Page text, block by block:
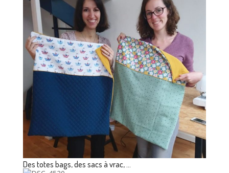
Des totes bags, des sacs à vrac, …